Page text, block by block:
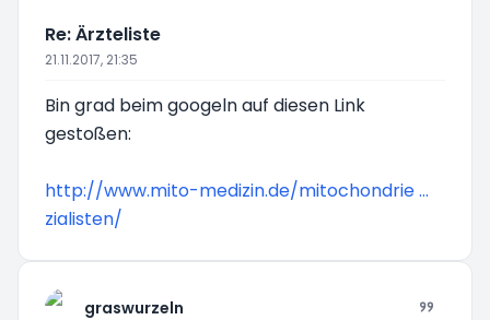
Re: Ärzteliste
21.11.2017, 21:35
Bin grad beim googeln auf diesen Link
gestoßen:
http://www.mito-medizin.de/mitochondrie ...
zialisten/
graswurzeln